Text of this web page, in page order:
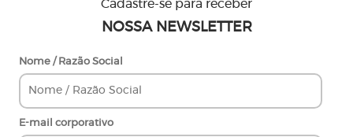
Cadastre-se para receber
NOSSA NEWSLETTER
Nome / Razão Social
E-mail corporativo